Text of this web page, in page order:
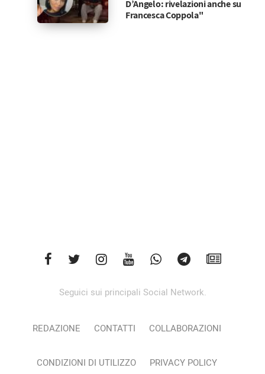
D’Angelo: rivelazioni anche su
Francesca Coppola"
Seguici sui principali Social Network.
REDAZIONE CONTATTI COLLABORAZIONI
CONDIZIONI DI UTILIZZO PRIVACY POLICY